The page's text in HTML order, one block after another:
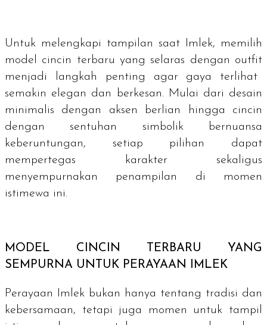
Untuk melengkapi tampilan saat Imlek, memilih
model cincin terbaru yang selaras dengan outfit
menjadi langkah penting agar gaya terlihat
semakin elegan dan berkesan. Mulai dari desain
minimalis dengan aksen berlian hingga cincin
dengan sentuhan simbolik bernuansa
keberuntungan, setiap pilihan dapat
mempertegas karakter sekaligus
menyempurnakan penampilan di momen
istimewa ini.
MODEL CINCIN TERBARU YANG
SEMPURNA UNTUK PERAYAAN IMLEK
Perayaan Imlek bukan hanya tentang tradisi dan
kebersamaan, tetapi juga momen untuk tampil